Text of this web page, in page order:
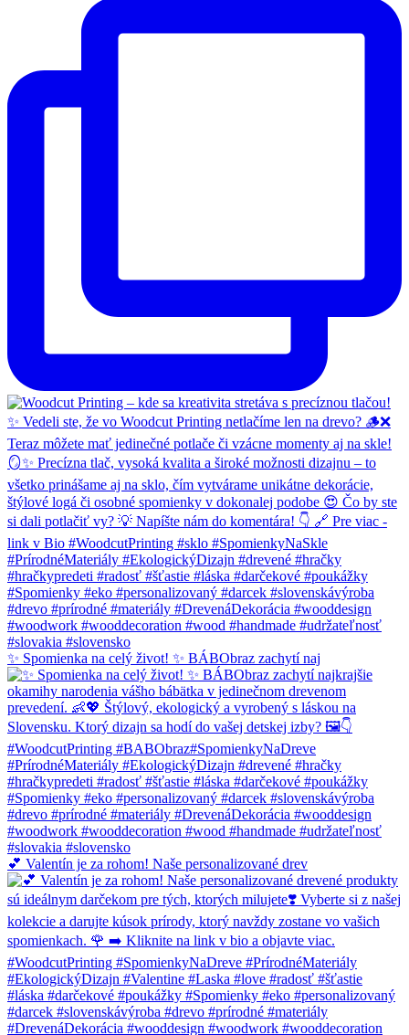
✨ Spomienka na celý život! ✨ BÁBObraz zachytí naj
💕 Valentín je za rohom! Naše personalizované drev